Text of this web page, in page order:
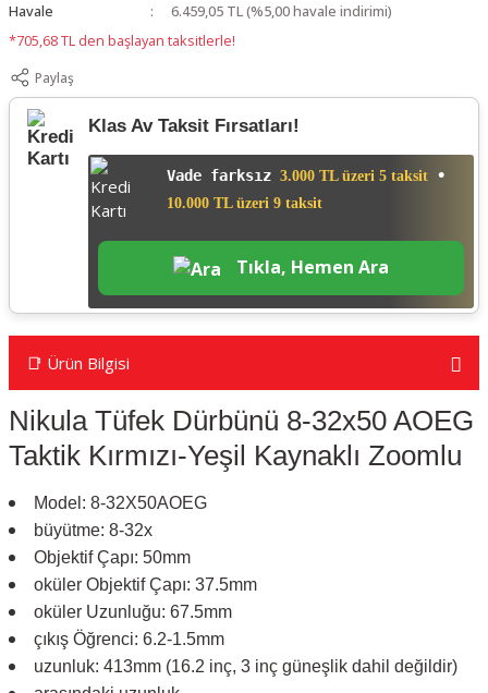
Havale
6.459,05 TL (%5,00 havale indirimi)
*705,68 TL den başlayan taksitlerle!
Paylaş
Klas Av Taksit Fırsatları!
Vade farksız 3.000 TL üzeri 5 taksit •
10.000 TL üzeri 9 taksit
Tıkla, Hemen Ara
📑 Ürün Bilgisi
Nikula Tüfek Dürbünü 8-32x50 AOEG
Taktik Kırmızı-Yeşil Kaynaklı Zoomlu
Model: 8-32X50AOEG
büyütme: 8-32x
Objektif Çapı: 50mm
oküler Objektif Çapı: 37.5mm
oküler Uzunluğu: 67.5mm
çıkış Öğrenci: 6.2-1.5mm
uzunluk: 413mm (16.2 inç, 3 inç güneşlik dahil değildir)